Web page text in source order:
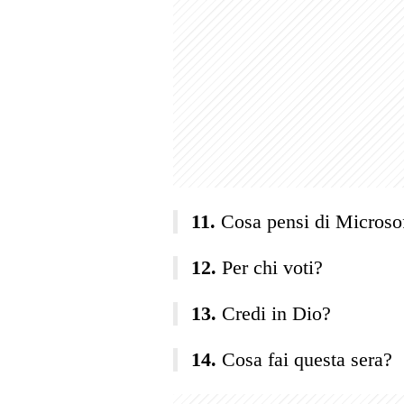
Cosa pensi di
Per chi voti?
Credi in Dio?
Cosa fai questa sera?